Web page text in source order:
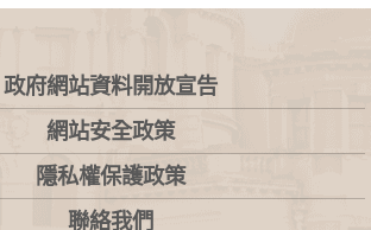
政府網站資料開放宣告
網站安全政策
隱私權保護政策
聯絡我們